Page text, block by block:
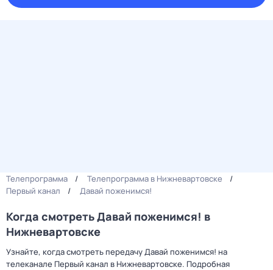
Телепрограмма
Телепрограмма в Нижневартовске
Первый канал
Давай поженимся!
Когда смотреть Давай поженимся! в
Нижневартовске
Узнайте, когда смотреть передачу Давай поженимся! на
телеканале Первый канал в Нижневартовске. Подробная